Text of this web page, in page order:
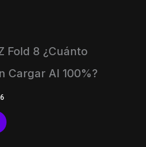
Fold 8 ¿Cuánto
Cargar Al 100%?